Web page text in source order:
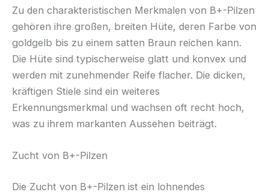
Zu den charakteristischen Merkmalen von B+-Pilzen
gehören ihre großen, breiten Hüte, deren Farbe von
goldgelb bis zu einem satten Braun reichen kann.
Die Hüte sind typischerweise glatt und konvex und
werden mit zunehmender Reife flacher. Die dicken,
kräftigen Stiele sind ein weiteres
Erkennungsmerkmal und wachsen oft recht hoch,
was zu ihrem markanten Aussehen beiträgt.
Zucht von B+-Pilzen
Die Zucht von B+-Pilzen ist ein lohnendes